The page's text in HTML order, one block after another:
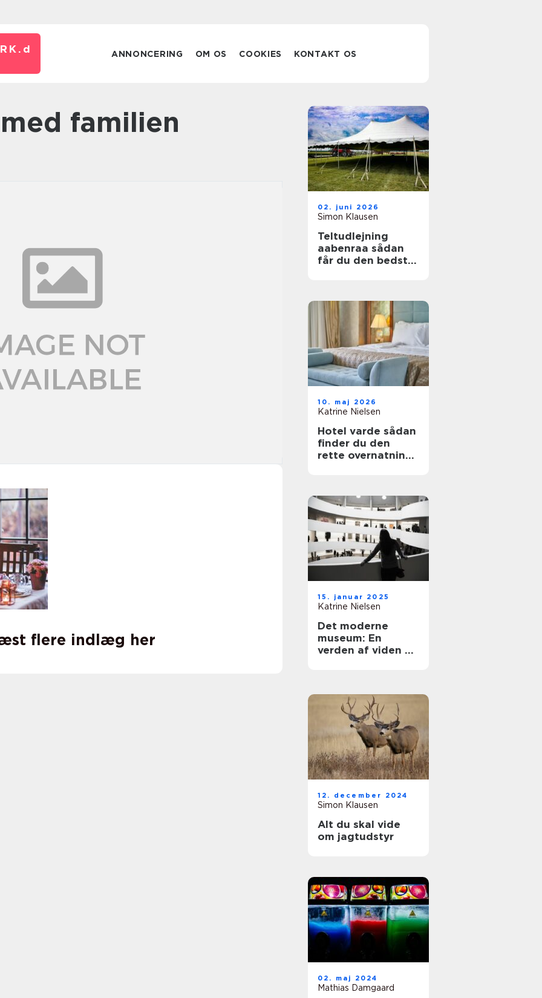
d ANNONCERING OM OS COOKIES KONTAKT OS
med familien
flere indlæg her
02. juni 2026
Simon Klausen
Teltudlejning
aabenraa sådan
får du den bedste
10. maj 2026
Katrine Nielsen
Hotel varde sådan
finder du den
rette overnatning
15. januar 2025
Katrine Nielsen
Det moderne
museum: En
verden af viden og
12. december 2024
Simon Klausen
Alt du skal vide
om jagtudstyr
02. maj 2024
Mathias Damgaard